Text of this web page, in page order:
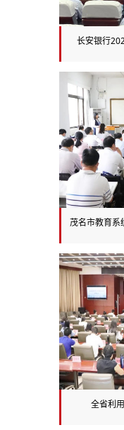
长安银行
茂名市教育系
全省利